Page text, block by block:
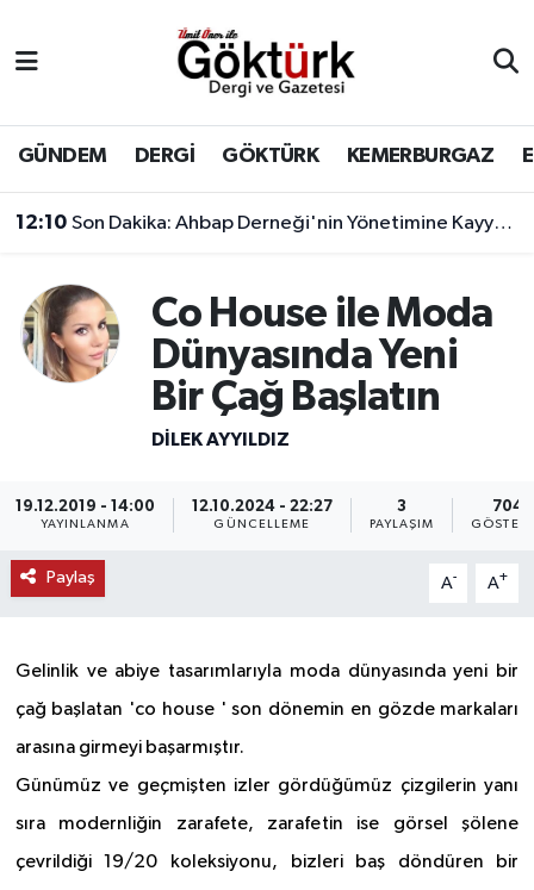
GÜNDEM DERGİ GÖKTÜRK KEMERBURGAZ
12:10 Son Dakika: Ahbap Derneği'nin Yönetimine Kayyum Atandı
Co House ile Moda
Dünyasında Yeni
Bir Çağ Başlatın
DILEK AYYILDIZ
19.12.2019 - 14:00
YAYINLANMA
12.10.2024 - 22:27
GÜNCELLEME
3
PAYLAŞIM
704
Paylaş A- A+
Gelinlik ve abiye tasarımlarıyla moda dünyasında yeni bir
çağ başlatan 'co house ' son dönemin en gözde markaları
arasına girmeyi başarmıştır.
Günümüz ve geçmişten izler gördüğümüz çizgilerin yanı
sıra modernliğin zarafete, zarafetin ise görsel şölene
çevrildiği 19/20 koleksiyonu, bizleri baş döndüren bir
BİLİM
DERGİ
EĞİTİM
EKONOMİ
GÜNDEM
KEMERBURGAZ
MAGAZİN
ÖZEL HABER
SAĞLIK
Eyüpsultan Hava Durumu
Eyüpsultan Trafik Yoğunluk Haritası
Süper Lig Puan Durumu ve Fikstür
Son Dakika Haberleri
Haber Arşivi